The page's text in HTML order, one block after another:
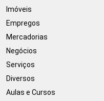
Imóveis
Empregos
Mercadorias
Negócios
Serviços
Diversos
Aulas e Cursos